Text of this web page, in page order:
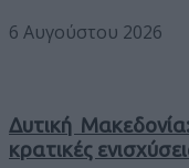
6 Αυγούστου 2026
Δυτική
κρατικές